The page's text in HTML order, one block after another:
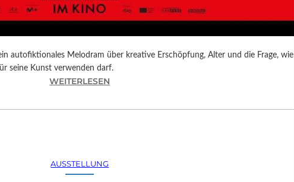
autofiktionales Melodram über kreative Erschöpfung, Alter und die Frage, wie
seine Kunst verwenden darf.
WEITERLESEN
B
AUSSTELLUNG